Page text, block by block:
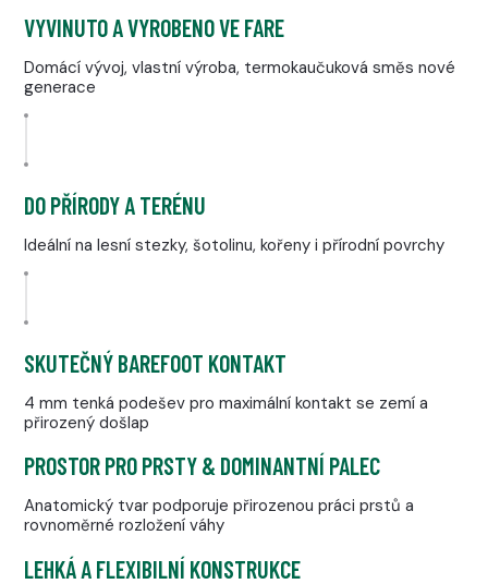
VYVINUTO A VYROBENO VE FARE
Domácí vývoj, vlastní výroba, termokaučuková směs nové
generace
DO PŘÍRODY A TERÉNU
Ideální na lesní stezky, šotolinu, kořeny i přírodní povrchy
SKUTEČNÝ BAREFOOT KONTAKT
4 mm tenká podešev pro maximální kontakt se zemí a
přirozený došlap
PROSTOR PRO PRSTY & DOMINANTNÍ PALEC
Anatomický tvar podporuje přirozenou práci prstů a
rovnoměrné rozložení váhy
LEHKÁ A FLEXIBILNÍ KONSTRUKCE